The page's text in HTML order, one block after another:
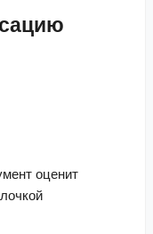
оценит